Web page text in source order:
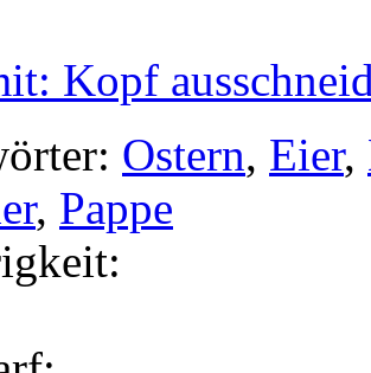
Kopf
Ostern, Eier,
, Pappe